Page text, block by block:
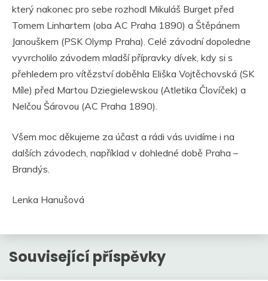
který nakonec pro sebe rozhodl Mikuláš Burget před
Tomem Linhartem (oba AC Praha 1890) a Štěpánem
Janouškem (PSK Olymp Praha). Celé závodní dopoledne
vyvrcholilo závodem mladší přípravky dívek, kdy si s
přehledem pro vítězství doběhla Eliška Vojtěchovská (SK
Míle) před Martou Dziegielewskou (Atletika Človíček) a
Nelčou Šárovou (AC Praha 1890).
Všem moc děkujeme za účast a rádi vás uvidíme i na
dalších závodech, například v dohledné době Praha –
Brandýs.
Lenka Hanušová
Související příspěvky